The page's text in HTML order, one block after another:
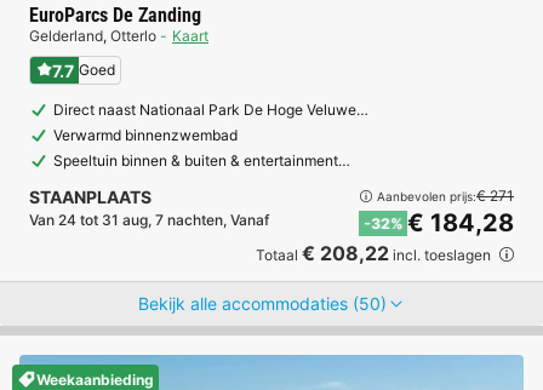
EuroParcs De Zanding
Gelderland, Otterlo Kaart
7.7 Goed
Direct naast Nationaal Park De Hoge Veluwe…
Verwarmd binnenzwembad
Speeltuin binnen & buiten & entertainment…
STAANPLAATS
Van 24 tot 31 aug, 7 nachten, Vanaf
Aanbevolen prijs:€ 271
-32% € 184,28
Totaal € 208,22 incl. toeslagen
Bekijk alle accommodaties (50)
Weekaanbieding